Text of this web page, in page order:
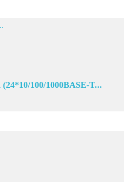
100/1000BASE-T...